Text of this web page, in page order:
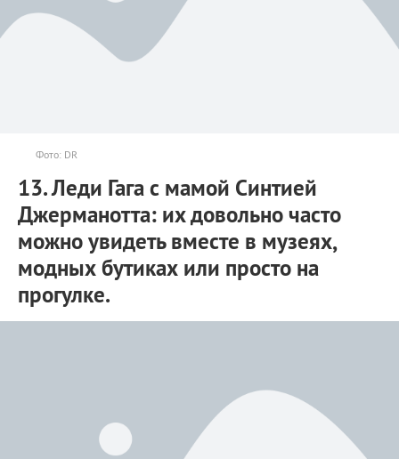
Фото: DR
13. Леди Гага с мамой Синтией
Джерманотта: их довольно часто
можно увидеть вместе в музеях,
модных бутиках или просто на
прогулке.